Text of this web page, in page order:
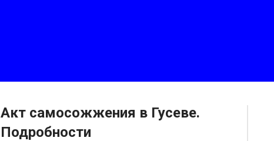
Акт самосожжения в Гусеве.
Подробности